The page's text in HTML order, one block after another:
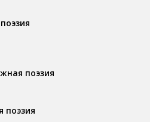
поэзия
поэзия